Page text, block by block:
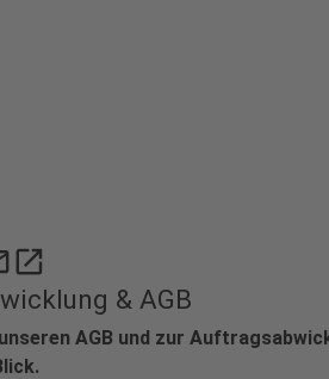
open_in_new
& AGB
AGB und zur